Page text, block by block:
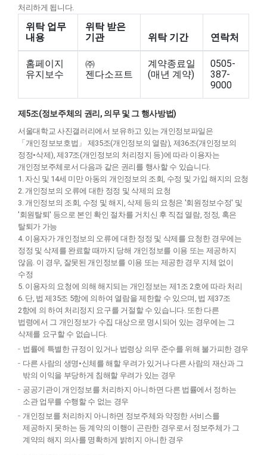
처리하게 됩니다.
위탁 업무
내용
위탁 받은
기관
위탁 기간 연락처
홈페이지
유지보수
㈜
젠다소프트
계약종료일
(매년 계약)
0505-
387-
9000
제5조(정보주체의 권리, 의무 및 그 행사방법)
서울대학교 사진갤러리에서 보유하고 있는 개인정보파일은
「개인정보보호법」 제35조(개인정보의 열람), 제36조(개인정보의
정정•삭제), 제37조(개인정보의 처리정지 등)에 따라 이용자는
개인정보주체로서 다음과 같은 권리를 행사할 수 있습니다.
1. 자신 및 14세 미만 아동의 개인정보의 조회, 수정 및 가입 해지의 요청
2. 개인정보의 오류에 대한 정정 및 삭제의 요청
3. 개인정보의 조회, 수정 및 해지, 삭제 등의 요청은 '회원정보수정' 및
'회원탈퇴' 등으로 본인 확인 절차를 거치신 후 직접 열람, 정정, 혹은
탈퇴가 가능
4. 이용자가 개인정보의 오류에 대한 정정 및 삭제를 요청한 경우에는
정정 및 삭제를 완료할 때까지 당해 개인정보를 이용 또는 제공하지
않음. 이 경우, 잘못된 개인정보를 이용 또는 제공한 경우 지체 없이
수정
5. 이용자의 요청에 의해 해지되는 개인정보는 제1조 2호에 따라 처리
6. 단, 법 제35조 5항에 의하여 열람을 제한할 수 있으며, 법 제37조
2항에 의 하여 처리정지 요구를 거절할 수 있습니다. 또한 다른
법령에서 그 개인정보가 수집 대상으로 명시되어 있는 경우에는 그
삭제를 요구할 수 없습니다.
법률에 특별한 규정이 있거나 법령상 의무 준수를 위해 불가피한 경우
다른 사람의 생명•신체를 해할 우려가 있거나 다른 사람의 재산과 그
밖의 이익을 부당하게 침해할 우려가 있는 경우
공공기관이 개인정보를 처리하지 아니하면 다른 법률에서 정하는
소관 업무를 수행할 수 없는 경우
개인정보를 처리하지 아니하면 정보주체와 약정한 서비스를
제공하지 못하는 등 계약의 이행이 곤란한 경우로서 정보주체가 그
계약의 해지 의사를 명확하게 밝히지 아니한 경우